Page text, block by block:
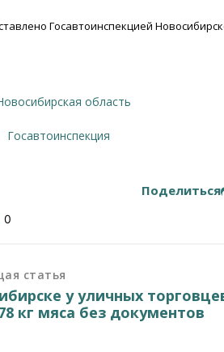
Госавтоинспекцией
Новосибирская область
Госавтоинспекция
Поделиться
0
статья
у уличных
кг мяса без документов